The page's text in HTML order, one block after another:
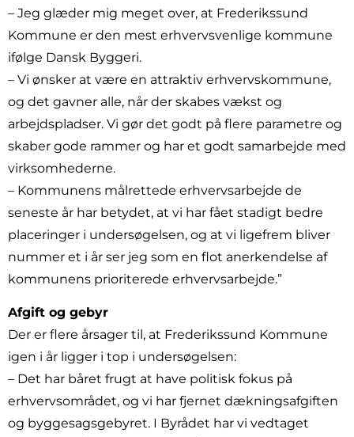
– Jeg glæder mig meget over, at Frederikssund
Kommune er den mest erhvervsvenlige kommune
ifølge Dansk Byggeri.
– Vi ønsker at være en attraktiv erhvervskommune,
og det gavner alle, når der skabes vækst og
arbejdspladser. Vi gør det godt på flere parametre og
skaber gode rammer og har et godt samarbejde med
virksomhederne.
– Kommunens målrettede erhvervsarbejde de
seneste år har betydet, at vi har fået stadigt bedre
placeringer i undersøgelsen, og at vi ligefrem bliver
nummer et i år ser jeg som en flot anerkendelse af
kommunens prioriterede erhvervsarbejde.”
Afgift og gebyr
Der er flere årsager til, at Frederikssund Kommune
igen i år ligger i top i undersøgelsen:
– Det har båret frugt at have politisk fokus på
erhvervsområdet, og vi har fjernet dækningsafgiften
og byggesagsgebyret. I Byrådet har vi vedtaget